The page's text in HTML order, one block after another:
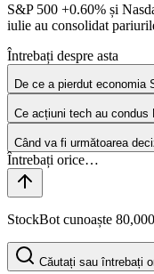
S&P 500 +0.60% și
iulie au consolidat
Întrebați despre asta
De ce a pierdut economia
Ce acțiuni tech au condus
Când va fi următoarea
StockBot cunoaște
Căutați sau întrebați